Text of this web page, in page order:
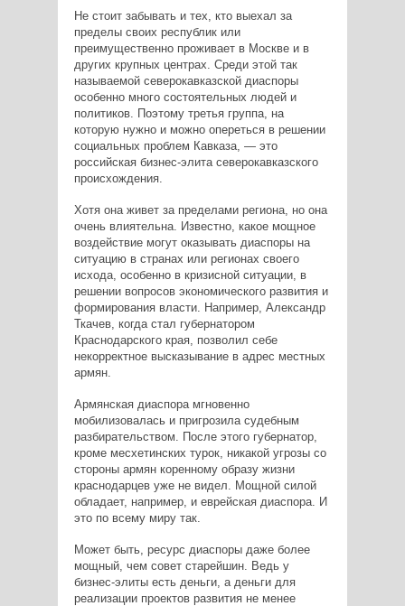
Не стоит забывать и тех, кто выехал за
пределы своих республик или
преимущественно проживает в Москве и в
других крупных центрах. Среди этой так
называемой северокавказской диаспоры
особенно много состоятельных людей и
политиков. Поэтому третья группа, на
которую нужно и можно опереться в решении
социальных проблем Кавказа, — это
российская бизнес-элита северокавказского
происхождения.
Хотя она живет за пределами региона, но она
очень влиятельна. Известно, какое мощное
воздействие могут оказывать диаспоры на
ситуацию в странах или регионах своего
исхода, особенно в кризисной ситуации, в
решении вопросов экономического развития и
формирования власти. Например, Александр
Ткачев, когда стал губернатором
Краснодарского края, позволил себе
некорректное высказывание в адрес местных
армян.
Армянская диаспора мгновенно
мобилизовалась и пригрозила судебным
разбирательством. После этого губернатор,
кроме месхетинских турок, никакой угрозы со
стороны армян коренному образу жизни
краснодарцев уже не видел. Мощной силой
обладает, например, и еврейская диаспора. И
это по всему миру так.
Может быть, ресурс диаспоры даже более
мощный, чем совет старейшин. Ведь у
бизнес-элиты есть деньги, а деньги для
реализации проектов развития не менее